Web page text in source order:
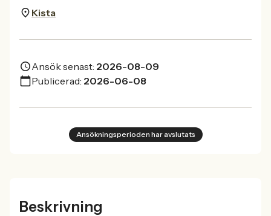
Kista
Ansök senast: 2026-08-09
Publicerad: 2026-06-08
Ansökningsperioden har avslutats
Beskrivning